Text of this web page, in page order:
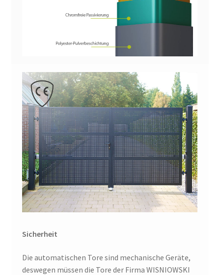
Sicherheit
Die automatischen Tore sind mechanische Geräte,
deswegen müssen die Tore der Firma WISNIOWSKI